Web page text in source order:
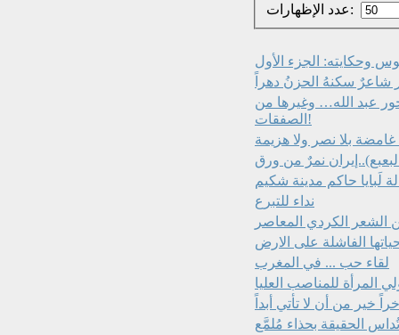
عدد الإظهارات:
وحكايته: الجزء الأول
شاعرٌ سكنهُ الحزنُ دهراً
عبد الله… وغيرها من
الصفقات!
بلا نصر ولا هزيمة
لَبايا حاكم مدينة شكيم
نداء للتبرع
الشعر الكردي المعاصر
الفاشلة على الارض
لقاء حب ... في المغرب
المرأة للمناصب العليا
خير من أن لا تأتي أبداً
الحقيقة بحذاء مُلمَّع